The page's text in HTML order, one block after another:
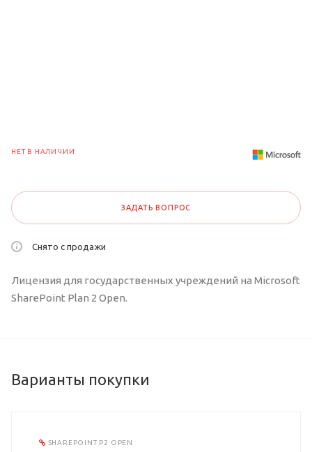
НЕТ В НАЛИЧИИ
ЗАДАТЬ ВОПРОС
Снято с продажи
Лицензия для государственных учреждений на Microsoft
SharePoint Plan 2 Open.
Варианты покупки
SHAREPOINT P2 OPEN